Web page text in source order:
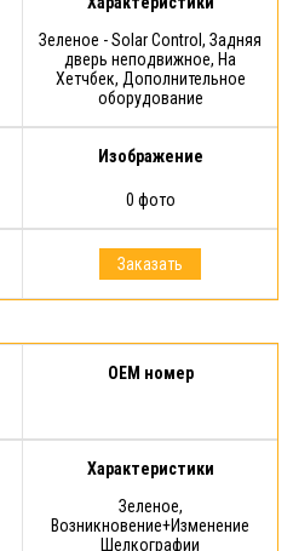
Зеленое - Solar Control, Задняя
дверь неподвижное, На
Хетчбек, Дополнительное
оборудование
Изображение
0 фото
Заказать
OEM номер
Характеристики
Зеленое,
Возникновение+Изменение
Шелкографии